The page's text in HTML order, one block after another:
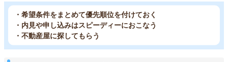
・希望条件をまとめて優先順位を付けておく
・内見や申し込みはスピーディーにおこなう
・不動産屋に探してもらう